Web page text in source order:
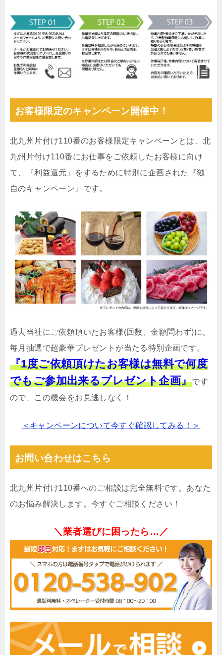
お客様限定のキャンペーン開催中！
北九州片付け110番のお客様限定キャンペーンとは、北
九州片付け110番にお仕事をご依頼したお客様に向け
て、『利益還元』をするために特別に企画された『独
自のキャンペーン』です。
過去当社にご依頼頂いたお客様(回数、金額問わず)に、
毎月抽選で超豪華プレゼントが当たる特別企画です。
『1度ご依頼頂けたお客様は無料で何度
でもご参加出来るプレゼント企画』です
ので、この機会をお見逃しなく！
＜キャンペーンについて今すぐ確認してみる！＞
お問い合わせはこちら
北九州片付け110番へのご相談は完全無料です。あなた
のお悩み解決します。今すぐご相談ください！
＼業者選びに困ったら…／